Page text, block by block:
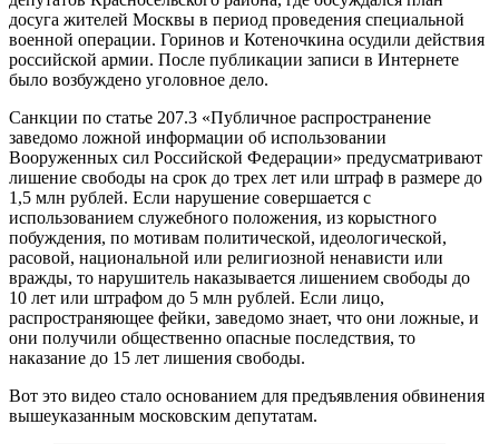
досуга жителей Москвы в период проведения специальной
военной операции. Горинов и Котеночкина осудили действия
российской армии. После публикации записи в Интернете
было возбуждено уголовное дело.
Санкции по статье 207.3 «Публичное распространение
заведомо ложной информации об использовании
Вооруженных сил Российской Федерации» предусматривают
лишение свободы на срок до трех лет или штраф в размере до
1,5 млн рублей. Если нарушение совершается с
использованием служебного положения, из корыстного
побуждения, по мотивам политической, идеологической,
расовой, национальной или религиозной ненависти или
вражды, то нарушитель наказывается лишением свободы до
10 лет или штрафом до 5 млн рублей. Если лицо,
распространяющее фейки, заведомо знает, что они ложные, и
они получили общественно опасные последствия, то
наказание до 15 лет лишения свободы.
Вот это видео стало основанием для предъявления обвинения
вышеуказанным московским депутатам.